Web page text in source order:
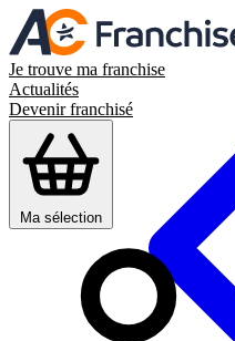
Je trouve ma franchise
Actualités
Devenir franchisé
Ma sélection